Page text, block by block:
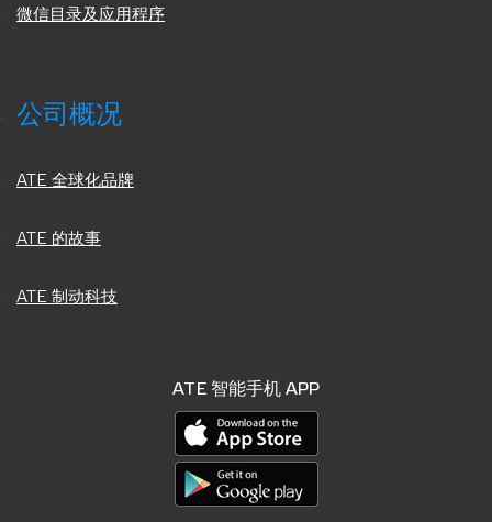
微信目录及应用程序
公司概况
ATE 全球化品牌
ATE 的故事
ATE 制动科技
ATE 智能手机 APP